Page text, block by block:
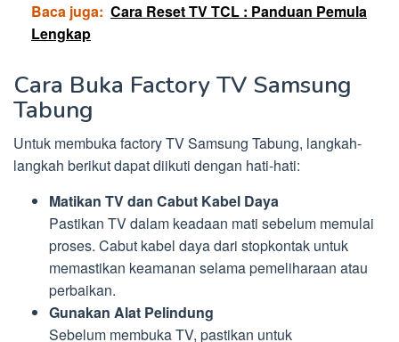
Baca juga: Cara Reset TV TCL : Panduan Pemula
Lengkap
Cara Buka Factory TV Samsung
Tabung
Untuk membuka factory TV Samsung Tabung, langkah-
langkah berikut dapat diikuti dengan hati-hati:
Matikan TV dan Cabut Kabel Daya
Pastikan TV dalam keadaan mati sebelum memulai
proses. Cabut kabel daya dari stopkontak untuk
memastikan keamanan selama pemeliharaan atau
perbaikan.
Gunakan Alat Pelindung
Sebelum membuka TV, pastikan untuk